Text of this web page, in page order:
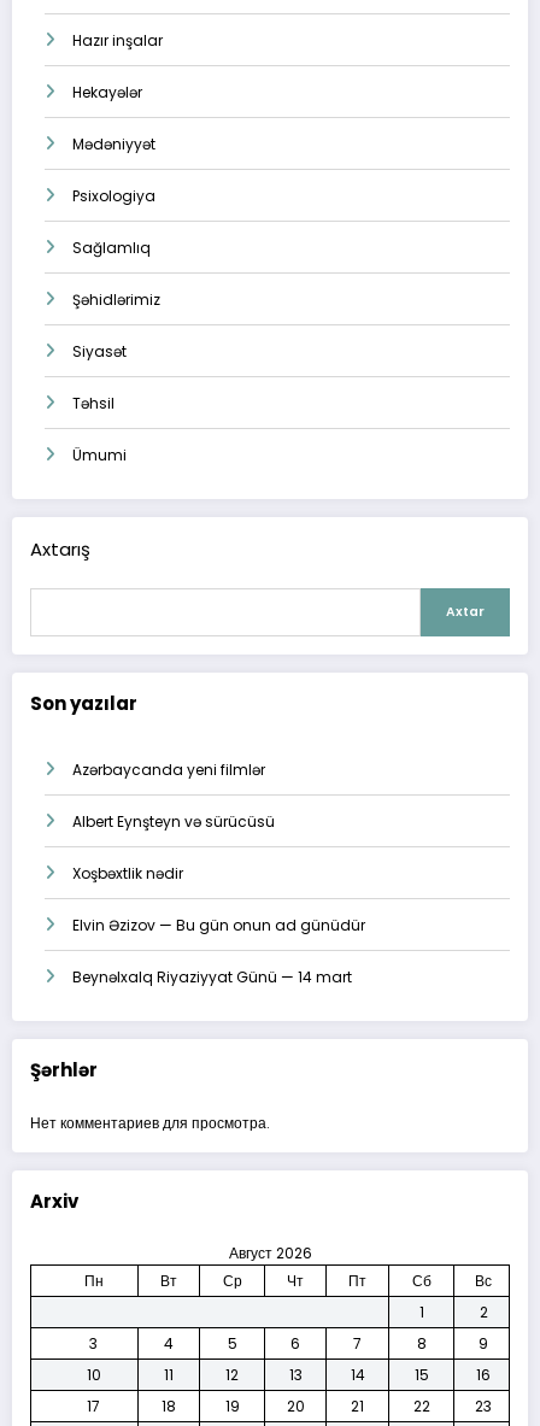
Hazır inşalar
Hekayələr
Mədəniyyət
Psixologiya
Sağlamlıq
Şəhidlərimiz
Siyasət
Təhsil
Ümumi
Axtarış
Axtar
Son yazılar
Azərbaycanda yeni filmlər
Albert Eynşteyn və sürücüsü
Xoşbəxtlik nədir
Elvin Əzizov — Bu gün onun ad günüdür
Beynəlxalq Riyaziyyat Günü — 14 mart
Şərhlər
Нет комментариев для просмотра.
Arxiv
Август 2026
Пн
Вт Ср Чт Пт Сб
Вс
1
2
3
4 5 6 7 8
9
10
11 12 13 14 15
16
17
18 19 20 21 22 23